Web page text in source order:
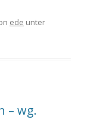
ede unter
– wg.